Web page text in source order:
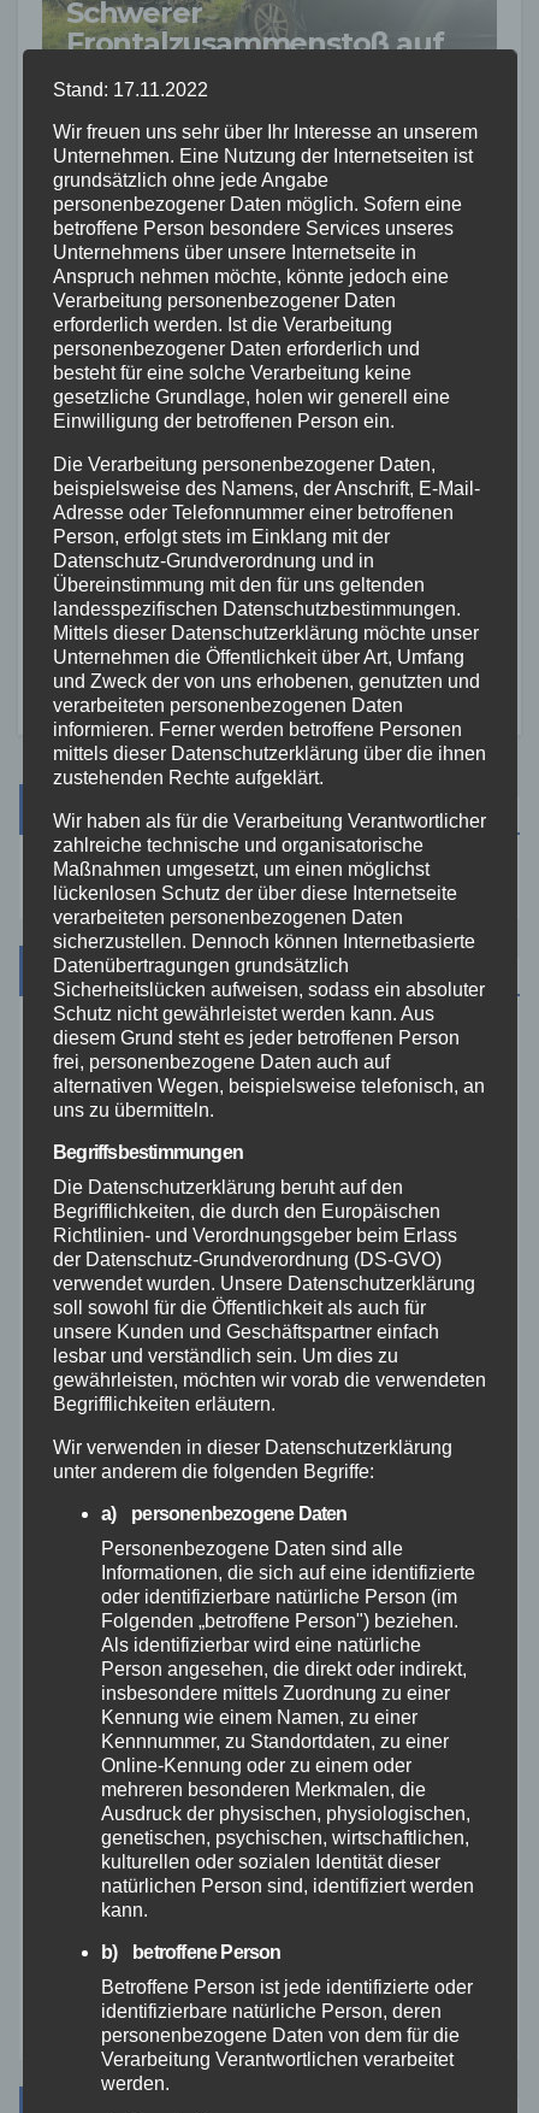
Schwerer
Frontalzusammenstoß auf
Menschen sterben
7. AUG. 2026
FEUERWEHR POLIZEI RETTUNGSDIENST
WESTERWALD
Großbrand zerstört
Gewerbeimmobilie in
Siershahn –
Millionenschaden
entstanden
3. AUG. 2026
FEUERWEHR NEUWIED RETTUNGSDIENST
Zwei Jahre Ersthelfer-
System: Rund 50 Einsätze in
der VG Asbach
2. AUG. 2026
Suche
Kategorien
Aktuelles
Allgemein
Bundespolizei
Feuerwehr
Hilfsorganisationen
Polizei
Rettungsdienst
Rhein-Lahn
Veranstaltungen
Stand: 17.11.2022
Wir freuen uns sehr über Ihr Interesse an unserem
Unternehmen. Eine Nutzung der Internetseiten ist
grundsätzlich ohne jede Angabe
personenbezogener Daten möglich. Sofern eine
betroffene Person besondere Services unseres
Unternehmens über unsere Internetseite in
Anspruch nehmen möchte, könnte jedoch eine
Verarbeitung personenbezogener Daten
erforderlich werden. Ist die Verarbeitung
personenbezogener Daten erforderlich und
besteht für eine solche Verarbeitung keine
gesetzliche Grundlage, holen wir generell eine
Einwilligung der betroffenen Person ein.
Die Verarbeitung personenbezogener Daten,
beispielsweise des Namens, der Anschrift, E-Mail-
Adresse oder Telefonnummer einer betroffenen
Person, erfolgt stets im Einklang mit der
Datenschutz-Grundverordnung und in
Übereinstimmung mit den für uns geltenden
landesspezifischen Datenschutzbestimmungen.
Mittels dieser Datenschutzerklärung möchte unser
Unternehmen die Öffentlichkeit über Art, Umfang
und Zweck der von uns erhobenen, genutzten und
verarbeiteten personenbezogenen Daten
informieren. Ferner werden betroffene Personen
mittels dieser Datenschutzerklärung über die ihnen
zustehenden Rechte aufgeklärt.
Wir haben als für die Verarbeitung Verantwortlicher
zahlreiche technische und organisatorische
Maßnahmen umgesetzt, um einen möglichst
lückenlosen Schutz der über diese Internetseite
verarbeiteten personenbezogenen Daten
sicherzustellen. Dennoch können Internetbasierte
Datenübertragungen grundsätzlich
Sicherheitslücken aufweisen, sodass ein absoluter
Schutz nicht gewährleistet werden kann. Aus
diesem Grund steht es jeder betroffenen Person
frei, personenbezogene Daten auch auf
alternativen Wegen, beispielsweise telefonisch, an
uns zu übermitteln.
Begriffsbestimmungen
Die Datenschutzerklärung beruht auf den
Begrifflichkeiten, die durch den Europäischen
Richtlinien- und Verordnungsgeber beim Erlass
der Datenschutz-Grundverordnung (DS-GVO)
verwendet wurden. Unsere Datenschutzerklärung
soll sowohl für die Öffentlichkeit als auch für
unsere Kunden und Geschäftspartner einfach
lesbar und verständlich sein. Um dies zu
gewährleisten, möchten wir vorab die verwendeten
Begrifflichkeiten erläutern.
Wir verwenden in dieser Datenschutzerklärung
unter anderem die folgenden Begriffe:
a) personenbezogene Daten
Personenbezogene Daten sind alle
Informationen, die sich auf eine identifizierte
oder identifizierbare natürliche Person (im
Folgenden „betroffene Person") beziehen.
Als identifizierbar wird eine natürliche
Person angesehen, die direkt oder indirekt,
insbesondere mittels Zuordnung zu einer
Kennung wie einem Namen, zu einer
Kennnummer, zu Standortdaten, zu einer
Online-Kennung oder zu einem oder
mehreren besonderen Merkmalen, die
Ausdruck der physischen, physiologischen,
genetischen, psychischen, wirtschaftlichen,
kulturellen oder sozialen Identität dieser
natürlichen Person sind, identifiziert werden
kann.
b) betroffene Person
Betroffene Person ist jede identifizierte oder
identifizierbare natürliche Person, deren
personenbezogene Daten von dem für die
Verarbeitung Verantwortlichen verarbeitet
werden.